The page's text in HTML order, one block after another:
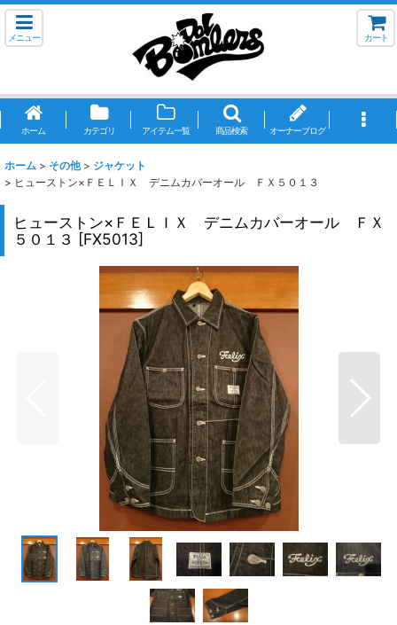
メニュー カート
ホーム カテゴリ アイテム一覧 商品検索 オーナーブログ
ホーム > その他 > ジャケット
> ヒューストン×ＦＥＬＩＸ デニムカバーオール ＦＸ５０１３
ヒューストン×ＦＥＬＩＸ デニムカバーオール ＦＸ
５０１３ [FX5013]